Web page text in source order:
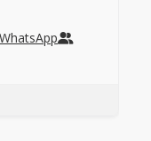
WhatsApp